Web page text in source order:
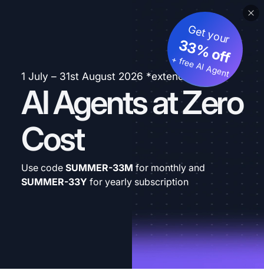
1 July – 31st August 2026 *extended
AI Agents at Zero
Cost
Get your
33% off
+ free AI Agent
Use code SUMMER-33M for monthly and
SUMMER-33Y for yearly subscription